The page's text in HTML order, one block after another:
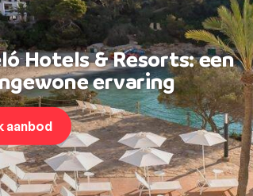
Hotels & Resorts: een
ervaring
aanbod